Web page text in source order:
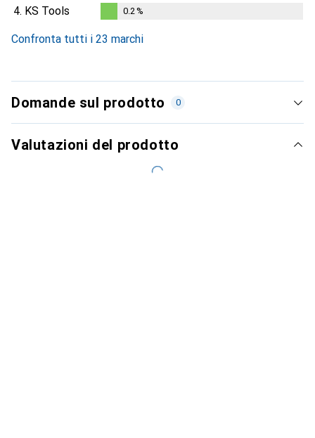
4. KS Tools 0.2%
Confronta tutti i 23 marchi
Domande sul prodotto 0
Valutazioni del prodotto